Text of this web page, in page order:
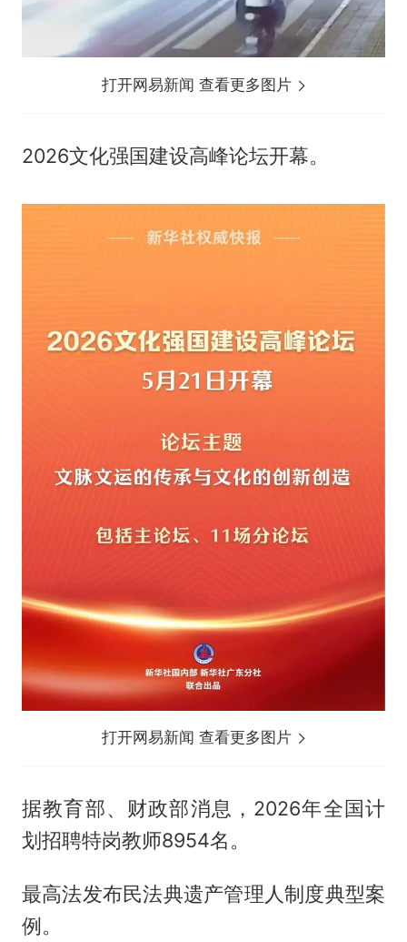
打开网易新闻 查看更多图片
2026文化强国建设高峰论坛开幕。
打开网易新闻 查看更多图片
据教育部、财政部消息，2026年全国计
划招聘特岗教师8954名。
最高法发布民法典遗产管理人制度典型案
例。